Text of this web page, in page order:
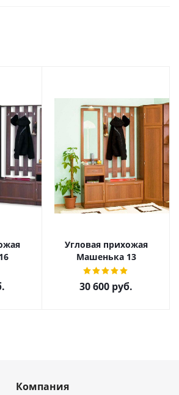
Угловая прихожая
Машенька 13
30 600 руб.
Компания